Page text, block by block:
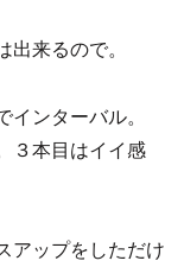
来るので。
ンターバル。
３本目はイイ感
アップをしただけ